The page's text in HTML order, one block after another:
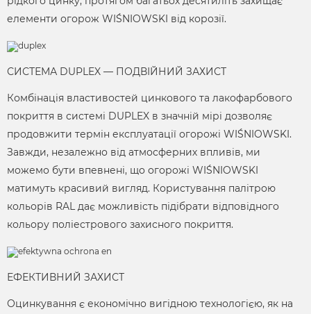
елементи огорож WIŚNIOWSKI від корозії.
СИСТЕМА DUPLEX — ПОДВІЙНИЙ ЗАХИСТ
Комбінація властивостей цинкового та лакофарбового
покриття в системі DUPLEX в значній мірі дозволяє
продовжити термін експлуатації огорожі WIŚNIOWSKI.
Завжди, незалежно від атмосферних впливів, ми
можемо бути впевнені, що огорожі WIŚNIOWSKI
матимуть красивий вигляд. Користування палітрою
кольорів RAL дає можливість підібрати відповідного
кольору поліестрового захисного покриття.
ЕФЕКТИВНИЙ ЗАХИСТ
Оцинкування є економічно вигідною технологією, як на